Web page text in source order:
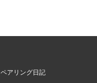
ペアリング日記